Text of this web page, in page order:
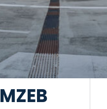
MZEB